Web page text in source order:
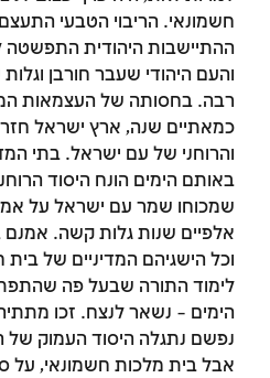
חשמונאי. הריבוי הטבעי
ההתיישבות היהודית התפשטה
והעם היהודי שעבר חורבן
רבה. בחסותה של העצמאות
כמאתיים שנה, ארץ ישראל
והרוחני של עם ישראל. בתי
באותם הימים הונח היסוד
שמכוחו שמר עם ישראל על
אלפיים שנות גלות קשה.
וכל הישגיהם המדיניים של
לימוד התורה שבעל פה
הימים – נשאר לנצח. זכו
נפשם נתגלה היסוד העמוק של
אבל בית מלכות חשמונאי, על